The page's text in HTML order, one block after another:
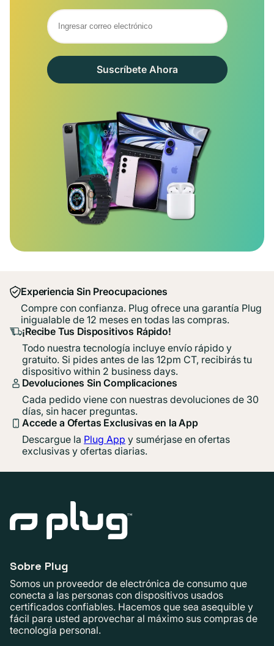
Suscríbete Ahora
Experiencia Sin Preocupaciones
Compre con confianza. Plug ofrece una garantía Plug
inigualable de 12 meses en todas las compras.
¡Recibe Tus Dispositivos Rápido!
Todo nuestra tecnología incluye envío rápido y
gratuito. Si pides antes de las 12pm CT, recibirás tu
dispositivo within 2 business days.
Devoluciones Sin Complicaciones
Cada pedido viene con nuestras devoluciones de 30
días, sin hacer preguntas.
Accede a Ofertas Exclusivas en la App
Descargue la Plug App y sumérjase en ofertas
exclusivas y ofertas diarias.
Sobre Plug
Somos un proveedor de electrónica de consumo que
conecta a las personas con dispositivos usados ​​
certificados confiables. Hacemos que sea asequible y
fácil para usted aprovechar al máximo sus compras de
tecnología personal.